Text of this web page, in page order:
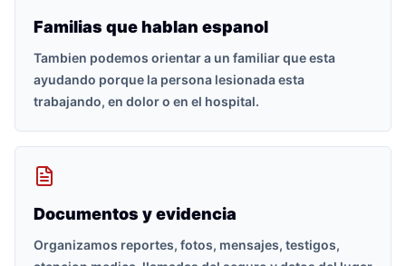
Familias que hablan espanol
Tambien podemos orientar a un familiar que esta
ayudando porque la persona lesionada esta
trabajando, en dolor o en el hospital.
Documentos y evidencia
Organizamos reportes, fotos, mensajes, testigos,